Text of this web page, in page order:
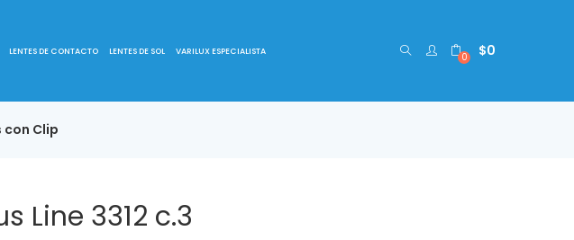
LENTES DE CONTACTO LENTES DE SOL VARILUX ESPECIALISTA 0 $0
con Clip
Line 3312 c.3